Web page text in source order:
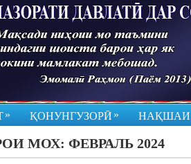
» ҚОНУНГУЗОРӢ »
МОХ: ФЕВРАЛЬ 2024